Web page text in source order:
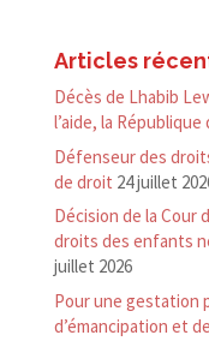
Articles
Décès de Lhabib
l’aide, la
Défenseur des
de droit 24 juillet
Décision de la Cour
droits des enfants
juillet 2026
Pour une gestation
d’émancipation et